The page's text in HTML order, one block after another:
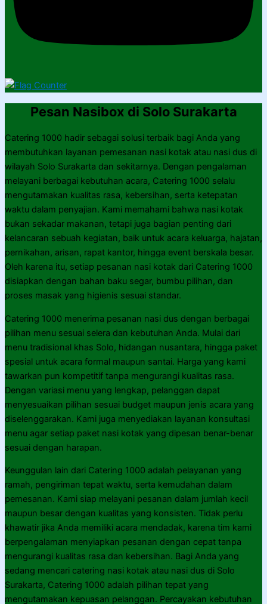
Pesan Nasibox di Solo Surakarta
Catering 1000 hadir sebagai solusi terbaik bagi Anda yang
membutuhkan layanan pemesanan nasi kotak atau nasi dus di
wilayah Solo Surakarta dan sekitarnya. Dengan pengalaman
melayani berbagai kebutuhan acara, Catering 1000 selalu
mengutamakan kualitas rasa, kebersihan, serta ketepatan
waktu dalam penyajian. Kami memahami bahwa nasi kotak
bukan sekadar makanan, tetapi juga bagian penting dari
kelancaran sebuah kegiatan, baik untuk acara keluarga, hajatan,
pernikahan, arisan, rapat kantor, hingga event berskala besar.
Oleh karena itu, setiap pesanan nasi kotak dari Catering 1000
disiapkan dengan bahan baku segar, bumbu pilihan, dan
proses masak yang higienis sesuai standar.
Catering 1000 menerima pesanan nasi dus dengan berbagai
pilihan menu sesuai selera dan kebutuhan Anda. Mulai dari
menu tradisional khas Solo, hidangan nusantara, hingga paket
spesial untuk acara formal maupun santai. Harga yang kami
tawarkan pun kompetitif tanpa mengurangi kualitas rasa.
Dengan variasi menu yang lengkap, pelanggan dapat
menyesuaikan pilihan sesuai budget maupun jenis acara yang
diselenggarakan. Kami juga menyediakan layanan konsultasi
menu agar setiap paket nasi kotak yang dipesan benar-benar
sesuai dengan harapan.
Keunggulan lain dari Catering 1000 adalah pelayanan yang
ramah, pengiriman tepat waktu, serta kemudahan dalam
pemesanan. Kami siap melayani pesanan dalam jumlah kecil
maupun besar dengan kualitas yang konsisten. Tidak perlu
khawatir jika Anda memiliki acara mendadak, karena tim kami
berpengalaman menyiapkan pesanan dengan cepat tanpa
mengurangi kualitas rasa dan kebersihan. Bagi Anda yang
sedang mencari catering nasi kotak atau nasi dus di Solo
Surakarta, Catering 1000 adalah pilihan tepat yang
mengutamakan kepuasan pelanggan. Percayakan kebutuhan